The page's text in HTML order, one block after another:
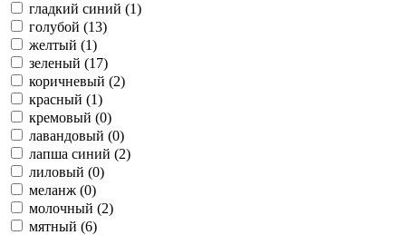
гладкий синий (1)
голубой (13)
желтый (1)
зеленый (17)
коричневый (2)
красный (1)
кремовый (0)
лавандовый (0)
лапша синий (2)
лиловый (0)
меланж (0)
молочный (2)
мятный (6)